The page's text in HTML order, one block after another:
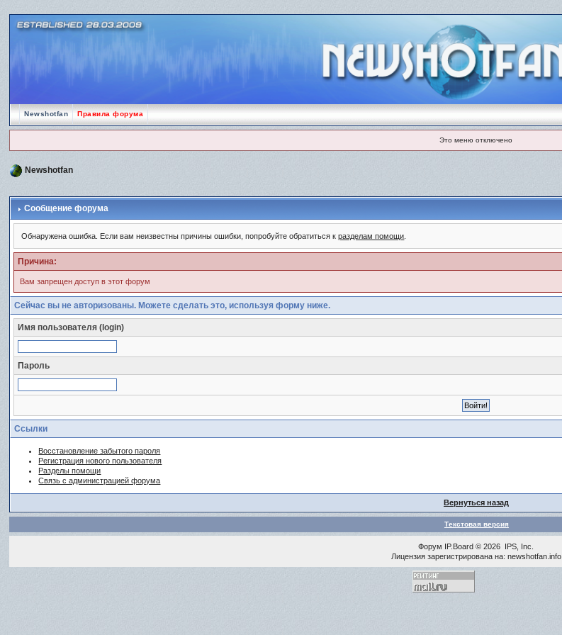
Newshotfan Правила форума
Это меню отключено
Newshotfan
Сообщение форума
Обнаружена ошибка. Если вам неизвестны причины ошибки, попробуйте обратиться кразделам помощи
Причина:
Вам запрещен доступ в этот форум
Сейчас вы не авторизованы. Можете сделать это, используя форму ниже.
Имя пользователя (login)
Пароль
Ссылки
Восстановление забытого пароля
Регистрация нового пользователя
Разделы помощи
Связь с администрацией форума
Вернуться назад
Текстовая версия
Форум IP.Board © 2026 IPS, Inc
Лицензия зарегистрирована на: newshotfan.info